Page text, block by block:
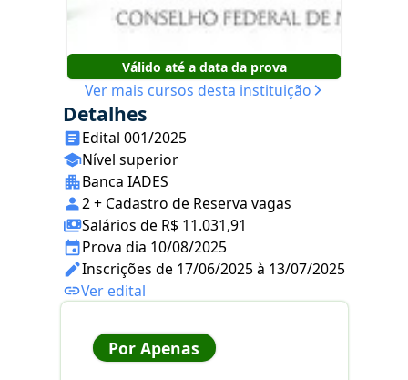
Válido até a data da prova
Ver mais cursos desta instituição
Detalhes
Edital 001/2025
Nível superior
Banca IADES
2 + Cadastro de Reserva vagas
Salários de R$ 11.031,91
Prova dia 10/08/2025
Inscrições de 17/06/2025 à 13/07/2025
Ver edital
Por Apenas